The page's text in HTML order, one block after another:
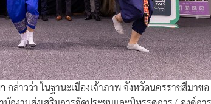
กล่าวว่า ในฐานะเมืองเจ้าภาพ จังหวัดนครราชสีมาขอ